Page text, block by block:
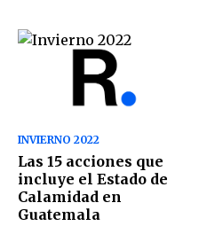
INVIERNO 2022
Las 15 acciones que
incluye el Estado de
Calamidad en
Guatemala